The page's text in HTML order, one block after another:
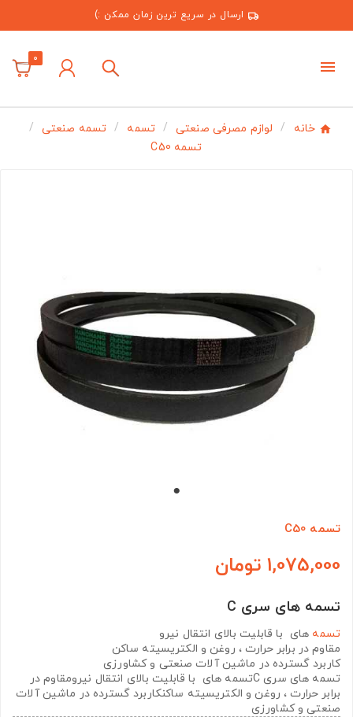
ارسال در سریع ترین زمان ممکن :)
0
خانه لوازم مصرفی صنعتی تسمه
تسمه صنعتی
تسمه C50
تسمه C50
1,075,000 تومان
تسمه های سری C
تسمه های با قابلیت بالای انتقال نیرو
مقاوم در برابر حرارت ، روغن و الکتریسیته ساکن
کاربرد گسترده در ماشین آلات صنعتی و کشاورزی
تسمه های سری Cتسمه های با قابلیت بالای انتقال نیرومقاوم در
برابر حرارت ، روغن و الکتریسیته ساکنکاربرد گسترده در ماشین آلات
صنعتی و کشاورزی